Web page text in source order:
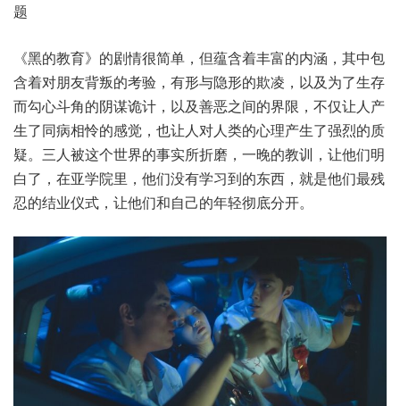
题
《黑的教育》的剧情很简单，但蕴含着丰富的内涵，其中包
含着对朋友背叛的考验，有形与隐形的欺凌，以及为了生存
而勾心斗角的阴谋诡计，以及善恶之间的界限，不仅让人产
生了同病相怜的感觉，也让人对人类的心理产生了强烈的质
疑。三人被这个世界的事实所折磨，一晚的教训，让他们明
白了，在亚学院里，他们没有学习到的东西，就是他们最残
忍的结业仪式，让他们和自己的年轻彻底分开。